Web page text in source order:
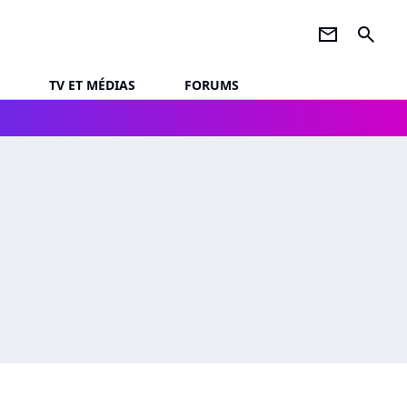
newsletter search
TV ET MÉDIAS FORUMS